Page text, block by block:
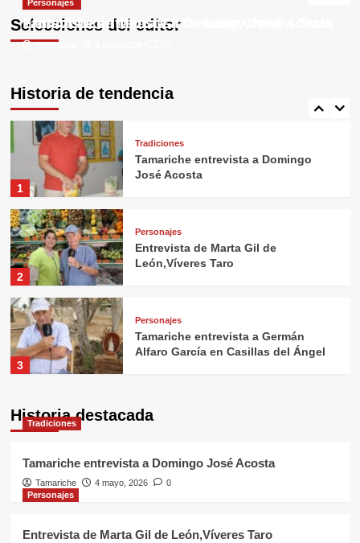
Selecciones del editor
Tradiciones
Tamariche entrevista a Domingo José Acosta
Personajes
Entrevista de Marta Gil de León,Víveres Taro
Historia de tendencia
4
5
Sánchez
1
Tradiciones
Tamariche entrevista a Domingo
José Acosta
2
Personajes
Entrevista de Marta Gil de
León,Víveres Taro
3
Personajes
Tamariche entrevista a Germán
Alfaro García en Casillas del Ángel
Personajes
Tamariche entrevista a Sito Barrios
Sánchez
Historia destacada
Tradiciones
Tamariche entrevista a Domingo José Acosta
Tamariche 4 mayo, 2026
0
Personajes
Entrevista de Marta Gil de León,Víveres Taro